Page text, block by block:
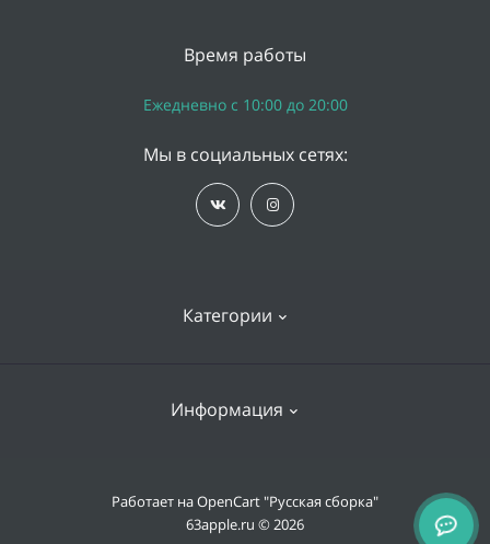
Категории
Информация
Доставка и оплата
Гарантии
Время работы
Ежедневно с 10:00 до 20:00
Мы в социальных сетях:
Работает наOpenCart "Русская сборка"
63apple.ru © 2026